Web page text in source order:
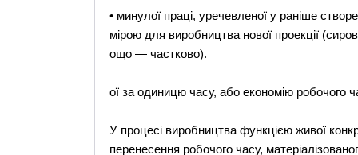
• минулої праці, уречевленої у раніше
мірою для виробництва нової проекції
ощо — частково).
ої за одиницю часу, або економію робочого
У процесі виробництва функцією живої
перенесення робочого часу,